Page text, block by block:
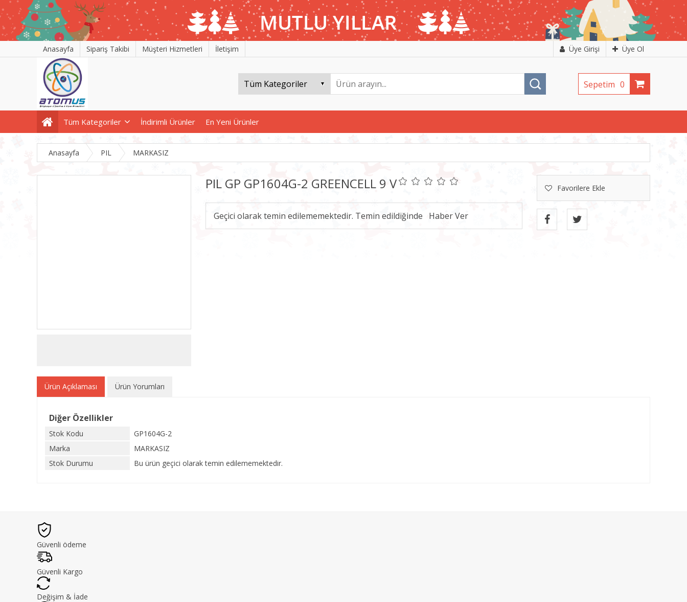
Anasayfa Sipariş Takibi Müşteri Hizmetleri İletişim Üye Girişi Üye Ol
Sepetim 0
Tüm Kategoriler İndirimli Ürünler En Yeni Ürünler
Anasayfa PIL MARKASIZ
PIL GP GP1604G-2 GREENCELL 9 V Favorilere Ekle
Geçici olarak temin edilememektedir. Temin edildiğinde
Ürün Açıklaması Ürün Yorumları
Diğer Özellikler
Stok Kodu
GP1604G-2
Marka
MARKASIZ
Stok Durumu
Bu ürün geçici olarak temin edilememektedir.
Güvenli ödeme
Güvenli Kargo
Değişim & İade